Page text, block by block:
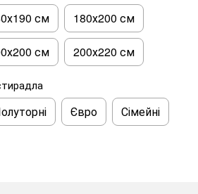
см 180х200 см
см 200х220 см
Євро Сімейні